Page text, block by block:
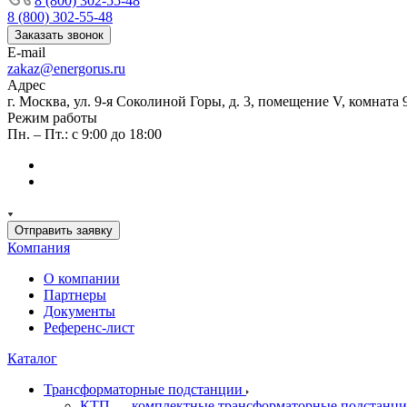
8 (800) 302-55-48
Заказать звонок
E-mail
zakaz@energorus.ru
Адрес
г. Москва, ул. 9-я Соколиной Горы, д. 3, помещение V, комната
Режим работы
Пн. – Пт.: с 9:00 до 18:00
Отправить заявку
Компания
О компании
Партнеры
Документы
Референс-лист
Каталог
Трансформаторные подстанции